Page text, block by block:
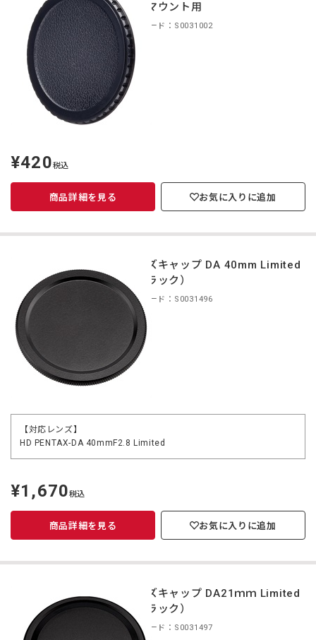
ューマウント用
商品コード：S0031002
定
価
¥420税込
商品詳細を見る お気に入りに追加
レンズキャップ DA 40mm Limited
（ブラック）
商品コード：S0031496
【対応レンズ】
HD PENTAX-DA 40mmF2.8 Limited
定
価
¥1,670税込
商品詳細を見る お気に入りに追加
レンズキャップ DA21ｍｍ Limited
（ブラック）
商品コード：S0031497